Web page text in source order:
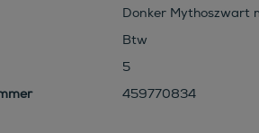
Donker Mythoszwart
Btw
5
459770834